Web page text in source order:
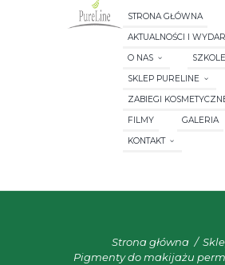
STRONA GŁÓWNA
AKTUALNOŚCI I
O NAS
SKLEP PURELINE
ZABIEGI
FILMY
GALERIA
KONTAKT
Strona główna
Pigmenty do makijażu